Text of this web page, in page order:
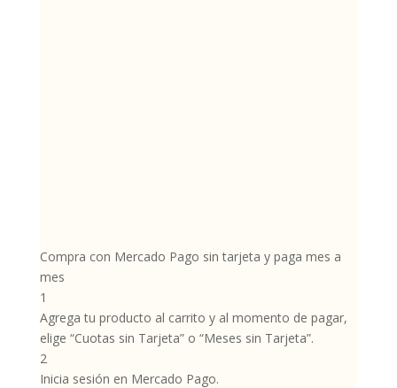
Compra con Mercado Pago sin tarjeta y paga mes a
mes
1
Agrega tu producto al carrito y al momento de pagar,
elige “Cuotas sin Tarjeta” o “Meses sin Tarjeta”.
2
Inicia sesión en Mercado Pago.